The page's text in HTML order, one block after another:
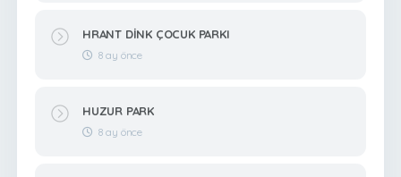
HRANT DİNK ÇOCUK PARKI
8 ay önce
HUZUR PARK
8 ay önce